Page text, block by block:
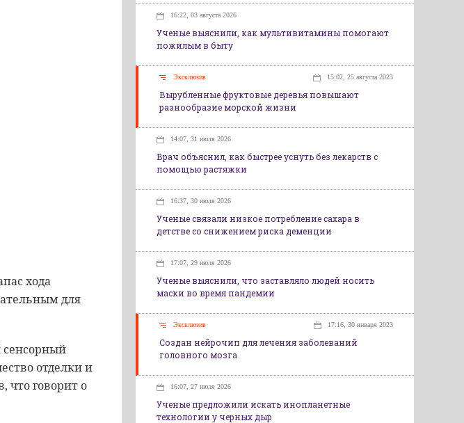
хода
для
отделки и
что говорит о
16:22, 03 августа 2026
Ученые выяснили, как мультивитамины помогают
пожилым в быту
Эксклюзив 15:02, 25 августа 2023
Вырубленные фруктовые деревья повышают
разнообразие морской жизни
14:07, 31 июля 2026
Врач объяснил, как быстрее уснуть без лекарств с
помощью растяжки
16:37, 30 июля 2026
Ученые связали низкое потребление сахара в
детстве со снижением риска деменции
17:07, 29 июля 2026
Ученые выяснили, что заставляло людей носить
маски во время пандемии
Эксклюзив 17:16, 30 января 2023
Создан нейрочип для лечения заболеваний
головного мозга
16:07, 27 июля 2026
Ученые предложили искать инопланетные
технологии у черных дыр